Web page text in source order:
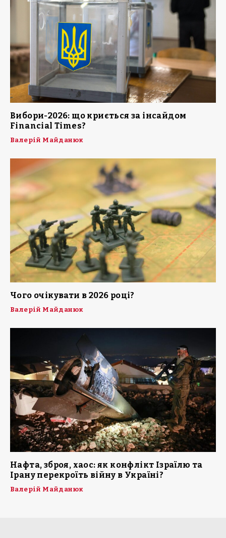
Вибори-2026: що криється за інсайдом
Financial Times?
Валерій Майданюк
Чого очікувати в 2026 році?
Валерій Майданюк
Нафта, зброя, хаос: як конфлікт Ізраїлю та
Ірану перекроїть війну в Україні?
Валерій Майданюк